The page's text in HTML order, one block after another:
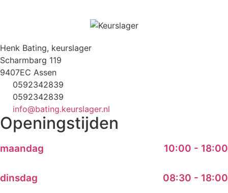
Henk Bating, keurslager
Scharmbarg 119
9407EC Assen
0592342839
0592342839
info@bating.keurslager.nl
Openingstijden
maandag 10:00 - 18:00
dinsdag 08:30 - 18:00